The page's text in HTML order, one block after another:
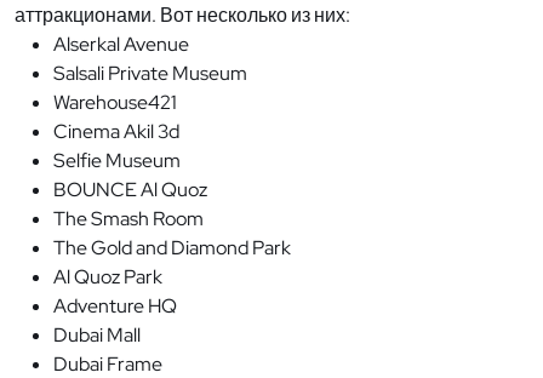
аттракционами. Вот несколько из них:
Alserkal Avenue
Salsali Private Museum
Warehouse421
Cinema Akil 3d
Selfie Museum
BOUNCE Al Quoz
The Smash Room
The Gold and Diamond Park
Al Quoz Park
Adventure HQ
Dubai Mall
Dubai Frame